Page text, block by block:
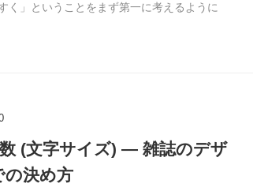
く」ということをまず第一に考えるように
(文字サイズ) — 雑誌のデザ
の決め方